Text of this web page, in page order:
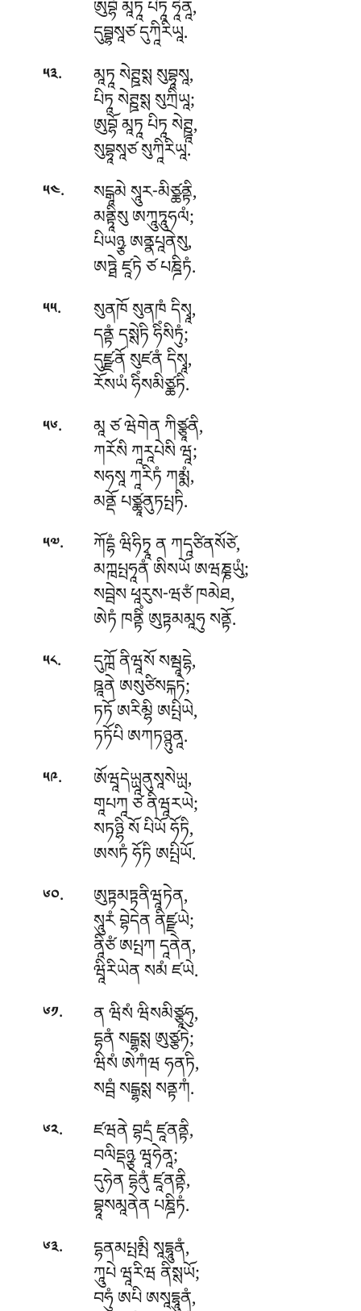
ཨུབྷོམཱཏཱ པིཏཱ ཧཱིནཱ,
དུབྦྷསཱཙ དུཀཱིརིཡཱ.
༥༣. མཱཏཱ སེཊྛསྶ སུབྷཱསཱ,
པིཏཱ སེཊྛསྶ སུཀྲིཡཱ;
ཨུབྷོ མཱཏཱ པིཏཱ སེཊྛཱ,
སུབྷཱསཱཙ སུཀཱིརིཡཱ.
༥༤. སངྒཱམེ སཱུར-མིཙྪནྟི,
མནྟཱིསུ ཨཀཱུཏཱུཧལཾ;
པིཡཉྩ ཨནྣཔཱནེསུ,
ཨཏྠེ ཛཱཏེ ཙ པཎྜིཏཾ.
༥༥. སུནཁོ སུནཁཾ དིསྭཱ,
དནྟཾ དསྶེཏི ཧིཾསིཏུཾ;
དུཛྫནོ སུཛནཾ དིསྭཱ,
རོསཡཾ ཧིཾསམིཙྪཏི.
༥༦. མཱ ཙ ཝེགེན ཀིཙྩཱནི,
ཀརོསི ཀཱརཱཔེསི ཝཱ;
སཧསཱ ཀཱརིཏཾ ཀམྨཾ,
མནྡོ པཙྪཱནུཏཔྤཏི.
༥༧. ཀོདྷཾ ཝིཧིཏྭཱ ན ཀདཱཙིནསོཙེ,
མཀྑཔྤཧཱནཾ ཨིསཡོ ཨཝཎྞཡུཾ;
སབྦེསཕཱརུས-ཝཙཾ ཁམེཐ,
ཨེཏཾ ཁནྟིཾ ཨུཏྟམམཱཧུ སནྟོ.
༥༨. དུཀྑོ ནིཝཱསོ སམྦཱདྷེ,
ཋཱནེ ཨསུཙིསངྐཏེ;
ཏཏོ ཨརིམྷི ཨཔྤིཡེ,
ཏཏོཔི ཨཀཏཉྙུནཱ.
༥༩. ཨོཝཱདེཡྻཱནུསཱསེཡྻ,
གཱཔཀཱ ཙ ནིཝཱརཡེ;
སཏཉྷི སོ པིཡོ ཧོཏི,
ཨསཏཾ ཧོཏི ཨཔྤིཡོ.
༦༠. ཨུཏྟམཏྟནིཝཱཏེན,
སཱུརཾ བྷེདེན ནིཛྫཡེ;
ནཱིཙཾ ཨཔྤཀ དཱནེན,
ཝཱིརིཡེན སམཾ ཛཡེ.
༦༡. ན ཝིསཾ ཝིསམིཙྩཱཧུ,
དྷནཾ སངྒྷསྶ ཨུཙྩཏེ;
ཝིསཾ ཨེཀཾཝ ཧནཏི,
སབྦཾ སངྒྷསྶ སནྟཀཾ.
༦༢. ཛཝནེ བྷདྲཾ ཛཱནནྟི,
བལིདྡཉྩ ཝཱཧེནཱ;
དུཧེནདྷེནུཾ ཛཱནནྟི,
བྷཱསམཱནེན པཎྜིཏཾ.
༦༣. དྷནམཔྤམྤི སཱདྷཱུནཾ,
ཀཱུཔེ ཝཱརིཝ ནིསྶཡོ;